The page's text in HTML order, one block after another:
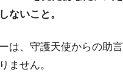
ないこと。
は、守護天使からの助言
ません。